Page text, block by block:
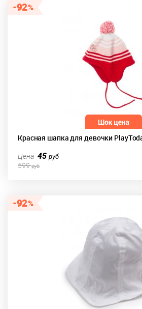
92
Красная шапка для девочки
Цена 45руб
599руб
92